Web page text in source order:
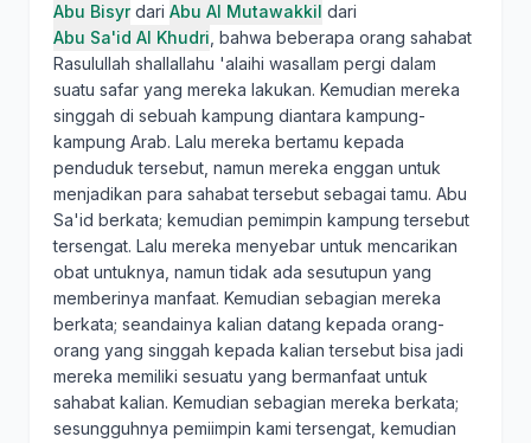
Abu Bisyrdari Abu Al Mutawakkil dari
Abu Sa'id Al Khudri , bahwa beberapa orang sahabat
Rasulullah shallallahu 'alaihi wasallam pergi dalam
suatu safar yang mereka lakukan. Kemudian mereka
singgah di sebuah kampung diantara kampung-
kampung Arab. Lalu mereka bertamu kepada
penduduk tersebut, namun mereka enggan untuk
menjadikan para sahabat tersebut sebagai tamu. Abu
Sa'id berkata; kemudian pemimpin kampung tersebut
tersengat. Lalu mereka menyebar untuk mencarikan
obat untuknya, namun tidak ada sesutupun yang
memberinya manfaat. Kemudian sebagian mereka
berkata; seandainya kalian datang kepada orang-
orang yang singgah kepada kalian tersebut bisa jadi
mereka memiliki sesuatu yang bermanfaat untuk
sahabat kalian. Kemudian sebagian mereka berkata;
sesungguhnya pemiimpin kami tersengat, kemudian